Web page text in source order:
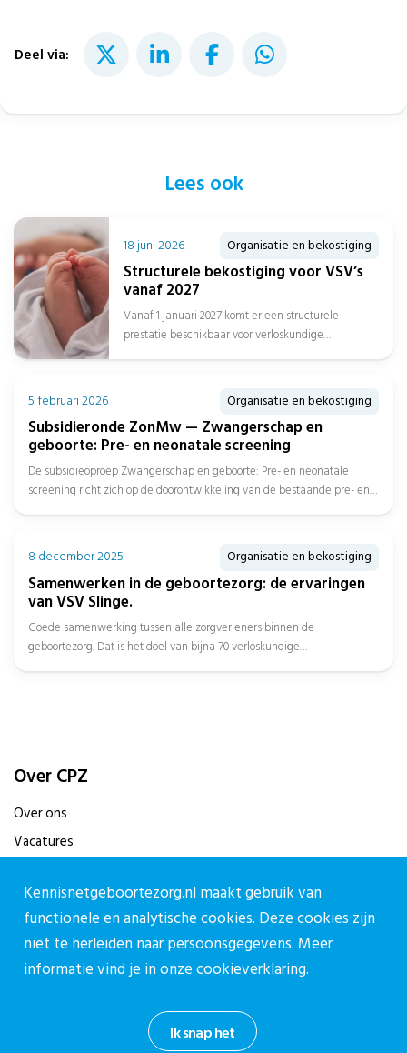
Deel via:
Lees ook
18 juni 2026 Organisatie en bekostiging
Structurele bekostiging voor VSV’s
vanaf 2027
Vanaf 1 januari 2027 komt er een structurele
prestatie beschikbaar voor verloskundige
5 februari 2026 Organisatie en bekostiging
Subsidieronde ZonMw — Zwangerschap en
geboorte: Pre- en neonatale screening
De subsidieoproep Zwangerschap en geboorte: Pre- en neonatale
screening richt zich op de doorontwikkeling van de bestaande pre- en
8 december 2025 Organisatie en bekostiging
Samenwerken in de geboortezorg: de ervaringen
van VSV Slinge.
Goede samenwerking tussen alle zorgverleners binnen de
geboortezorg. Dat is het doel van bijna 70 verloskundige
Over CPZ
Over ons
Vacatures
Contact
Mercatorlaan 1200, 3528 BL Utrecht
Ik snap het
Kennisnetgeboortezorg.nl maakt gebruik van
functionele en analytische cookies. Deze cookies zijn
niet te herleiden naar persoonsgegevens. Meer
informatie vind je in onzecookieverklaring.